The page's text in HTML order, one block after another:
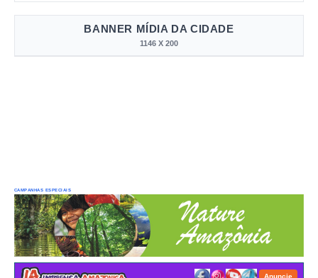
BANNER MÍDIA DA CIDADE
1146 X 200
CAMPANHAS ESPECIAIS